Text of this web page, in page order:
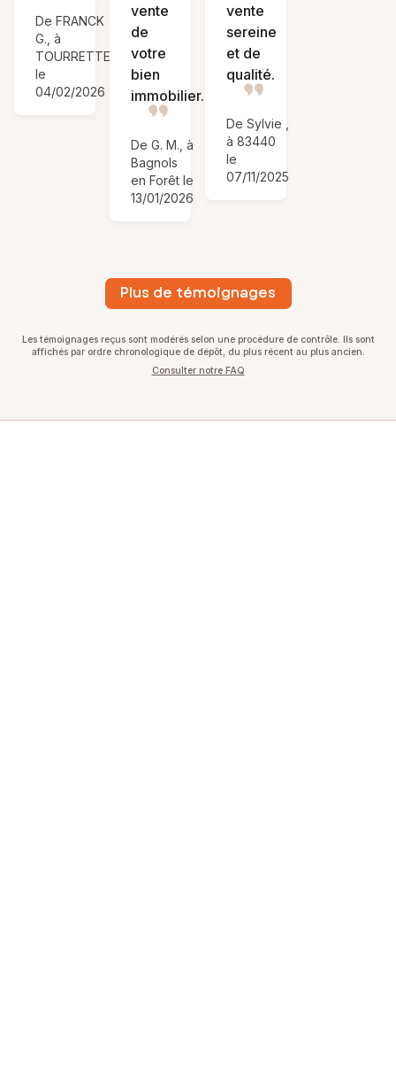
De FRANCK
G., à
TOURRETTES
le
04/02/2026
vente
de
votre
bien
immobilier.
De G. M., à
Bagnols
en Forêt le
13/01/2026
vente
sereine
et de
qualité.
De Sylvie ,
à 83440
le
07/11/2025
Plus de témoignages
Les témoignages reçus sont modérés selon une procédure de contrôle. Ils sont
affichés par ordre chronologique de dépôt, du plus récent au plus ancien.
Consulter notre FAQ